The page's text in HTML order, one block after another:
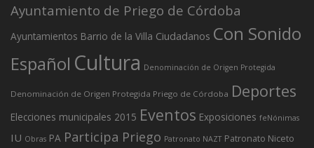
Ayuntamiento de Priego de Córdoba
Ayuntamientos Barrio de la Villa Ciudadanos Con Sonido
Español Cultura Denominación de Origen Protegida
Denominación de Origen Protegida Priego de Córdoba Deportes
Elecciones municipales 2015 Eventos Exposiciones feNónimas
IU Obras PA Participa Priego Patronato NAZT Patronato Niceto